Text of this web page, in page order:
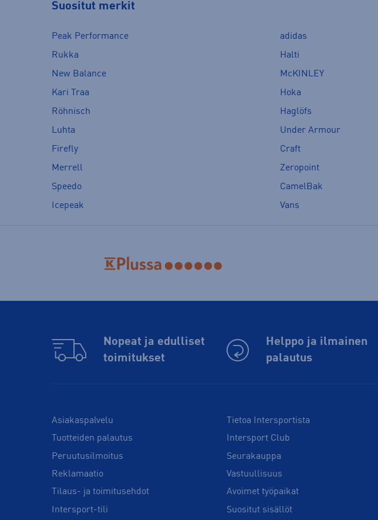
Suositut merkit
Peak Performance adidas
Rukka
Halti
New Balance
McKINLEY
Kari Traa
Hoka
Röhnisch
Haglöfs
Luhta
Under Armour
Firefly
Craft
Merrell
Zeropoint
Speedo
CamelBak
Icepeak
Vans
Nopeat ja edulliset
toimitukset
Helppo ja ilmainen
palautus
Asiakaspalvelu
Tuotteiden palautus
Peruutusilmoitus
Reklamaatio
Tilaus- ja toimitusehdot
Intersport-tili
Tietoa Intersportista
Intersport Club
Seurakauppa
Vastuullisuus
Avoimet työpaikat
Suositut sisällöt